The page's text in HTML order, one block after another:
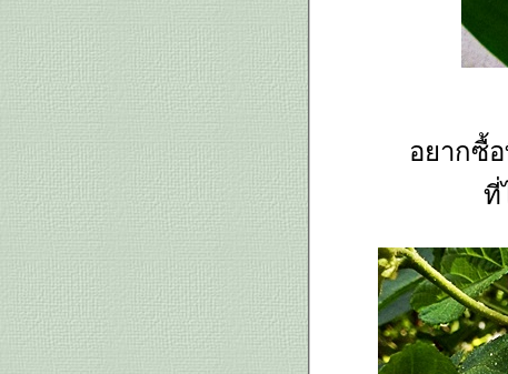
ว่านนกคุ้มใบลาย (Calathea
picturata (Linden) K.Kosh &
Linden cv.Vandenheckei)
วาทะเตือนใจเก็บมาจากโลก
อินเทอร์เน็ต
ไม้มงคลที่พอมี ว่านเศรษฐีก้านทอง,
ว่านกวักนางพญาใหญ่, ว่านเศรษฐี
น้ำเต้าทอง, ว่านกุมารทอง
จำปูน Anaxagorea javanica
ป่าที่ภูมิใจนำเสนอ
เอื้องแววมยุรา/เอื้องจำปา...
จขบ.ขอลาพักบล็อก
อยากซื้
ที่